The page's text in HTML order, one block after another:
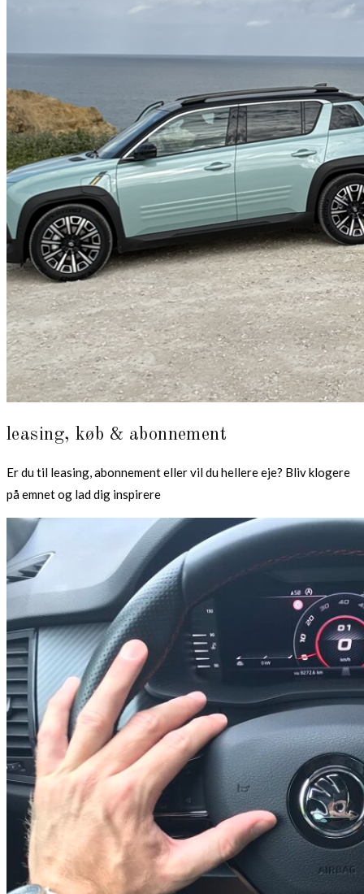
leasing, køb & abonnement
Er du til leasing, abonnement eller vil du hellere eje? Bliv klogere
på emnet og lad dig inspirere